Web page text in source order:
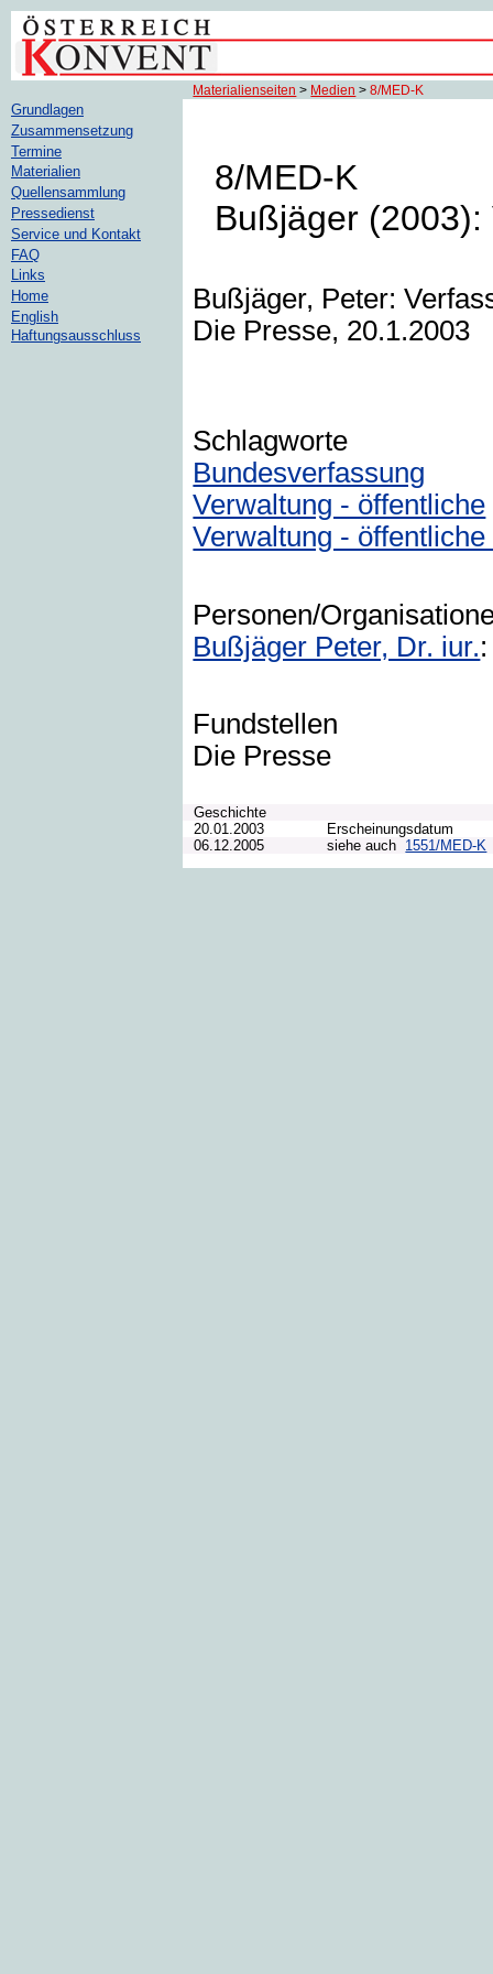
Materialienseiten > Medien >8/MED-K
8/MED-K
Bußjäger
Bußjäger, Peter:
Die Presse, 20.1.2003
Schlagworte
Bundesverfassung
Verwaltung - öffentliche
Verwaltung -
Personen/
Bußjäger Peter, Dr. iur.
Fundstellen
Die Presse
Geschichte
20.01.2003
Erscheinungsdatum
06.12.2005
siehe auch 1551/MED-K
Grundlagen
Zusammensetzung
Termine
Materialien
Quellensammlung
Pressedienst
Service und Kontakt
FAQ
Links
Home
English
Haftungsausschluss